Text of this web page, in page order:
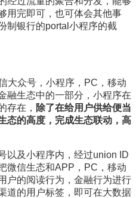
用完即可，也可体会其他事
制银行的portal小程序的截
大众号，小程序，PC，移动
融生态中的一部分，小程序在
存在， 除了在给用户供给便当
态的高度，完成生态联动，高
以及小程序内，经过union ID
微信生态和APP，PC，移动
户的阅读行为，金融行为进行
道的用户标签，即可在大数据